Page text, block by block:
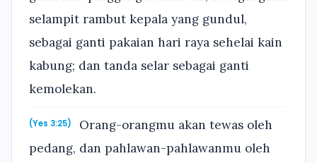
selampit rambut kepala yang gundul,
sebagai ganti pakaian hari raya sehelai kain
kabung; dan tanda selar sebagai ganti
kemolekan.
(Yes 3:25)
Orang-orangmu akan tewas oleh
pedang, dan pahlawan-pahlawanmu oleh